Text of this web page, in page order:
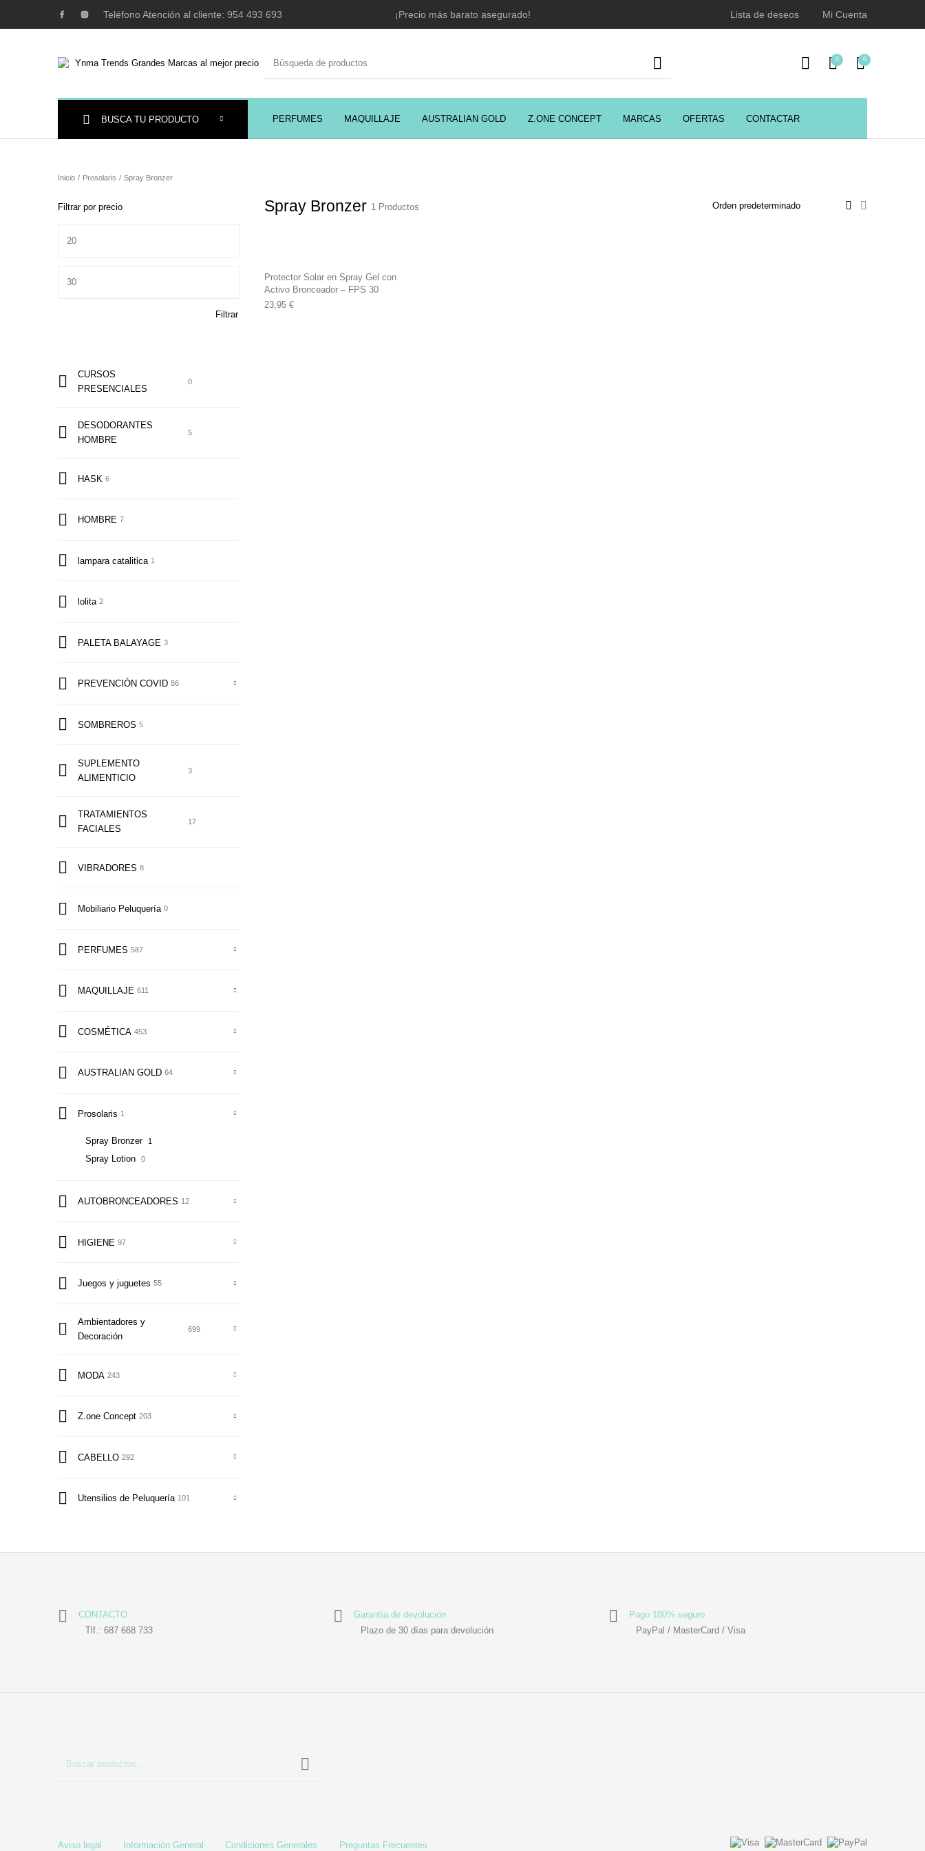
Teléfono Atención al cliente: 954 493 693 ¡Precio más barato asegurado! Lista de deseos Mi Cuenta
0 0
PERFUMES MAQUILLAJE AUSTRALIAN GOLD Z.ONE CONCEPT MARCAS OFERTAS CONTACTAR
BUSCA TU PRODUCTO
Inicio / Prosolaris / Spray Bronzer
Filtrar por precio
Filtrar
CURSOS
PRESENCIALES
0
DESODORANTES
HOMBRE
5
HASK 6
HOMBRE 7
lampara catalitica 1
lolita 2
PALETA BALAYAGE 3
PREVENCIÓN COVID 86
SOMBREROS 5
SUPLEMENTO
ALIMENTICIO
3
TRATAMIENTOS
FACIALES
17
VIBRADORES 8
Mobiliario Peluquería 0
PERFUMES 587
MAQUILLAJE 611
COSMÉTICA 453
AUSTRALIAN GOLD 64
Prosolaris 1
Spray Bronzer 1
Spray Lotion 0
AUTOBRONCEADORES 12
HIGIENE 97
Juegos y juguetes 55
Ambientadores y
Decoración
699
MODA 243
Z.one Concept 203
CABELLO 292
Utensilios de Peluquería 101
Spray Bronzer 1 Productos
Protector Solar en Spray Gel con
Activo Bronceador – FPS 30
23,95 €
CONTACTO
Tlf.: 687 668 733
Garantía de devolución
Plazo de 30 días para devolución
Pago 100% seguro
PayPal / MasterCard / Visa
Aviso legal Información General Condiciones Generales Preguntas Frecuentes